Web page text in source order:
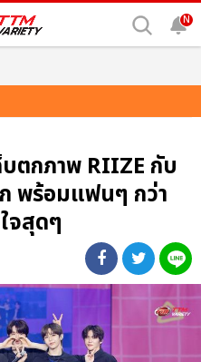
N
ตกภาพ RIIZE กับ
พร้อมแฟนๆ กว่า
จสุดๆ